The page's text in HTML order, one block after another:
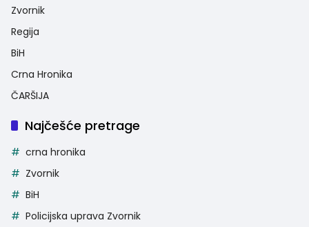
Zvornik
Regija
BiH
Crna Hronika
ČARŠIJA
Najčešće pretrage
crna hronika
Zvornik
BiH
Policijska uprava Zvornik